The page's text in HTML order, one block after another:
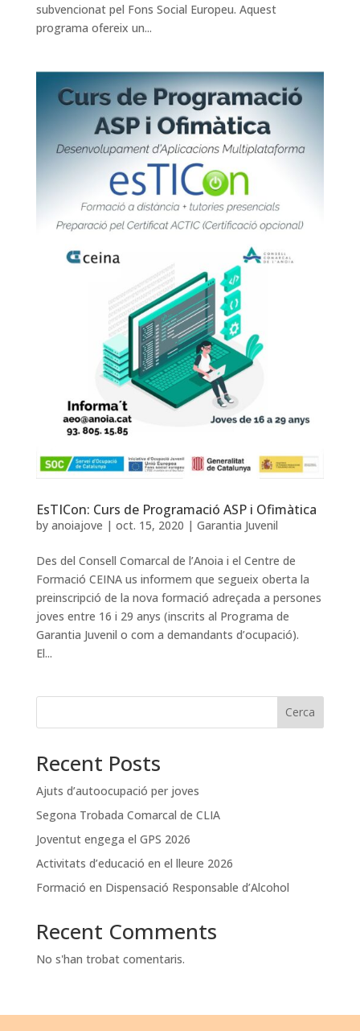
subvencionat pel Fons Social Europeu. Aquest
programa ofereix un...
EsTICon: Curs de Programació ASP i Ofimàtica
by anoiajove | oct. 15, 2020 | Garantia Juvenil
Des del Consell Comarcal de l’Anoia i el Centre de
Formació CEINA us informem que segueix oberta la
preinscripció de la nova formació adreçada a persones
joves entre 16 i 29 anys (inscrits al Programa de
Garantia Juvenil o com a demandants d’ocupació).
El...
Cerca
Recent Posts
Ajuts d’autoocupació per joves
Segona Trobada Comarcal de CLIA
Joventut engega el GPS 2026
Activitats d’educació en el lleure 2026
Formació en Dispensació Responsable d’Alcohol
Recent Comments
No s'han trobat comentaris.